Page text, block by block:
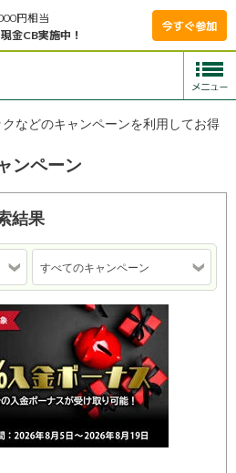
円相当
金CB実施中！
今すぐ参加
などのキャンペーンを利用してお得
ンペーン
結果